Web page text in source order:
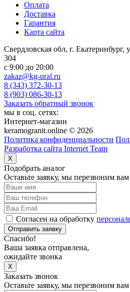
Оплата
Доставка
Гарантия
Карта сайта
Свердловская обл, г. Екатеринбург,
304
c 9:00 до 20:00
zakaz@kg-ural.ru
8 (343) 372-30-13
8 (903) 086-30-13
Заказать обратный звонок
мы в соц. сетях:
Интернет-магазин
keramogranit.online © 2026
Политика конфиденциальности
Разработка сайта Internet Team
X
Подобрать аналог
Оставьте заявку, мы перезвоним
Согласен на обработку
Отправить заявку
Спасибо!
Ваша заявка отправлена,
ожидайте звонка
X
Заказать звонок
Оставьте заявку, мы перезвоним